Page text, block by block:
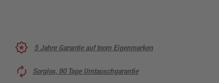
5 Jahre Garantie auf toom Eigenmarken
Sorglos, 90 Tage Umtauschgarantie